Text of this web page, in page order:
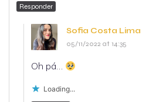
Responder
Sofia Costa Lima
05/11/2022 at 14:35
Oh pá…
Loading...